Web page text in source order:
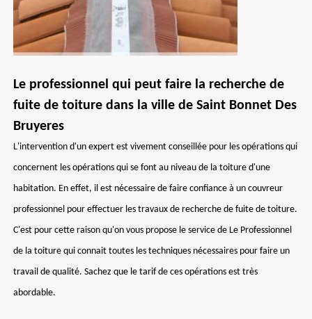
Le professionnel qui peut faire la recherche de
fuite de toiture dans la ville de Saint Bonnet Des
Bruyeres
L'intervention d'un expert est vivement conseillée pour les opérations qui
concernent les opérations qui se font au niveau de la toiture d'une
habitation. En effet, il est nécessaire de faire confiance à un couvreur
professionnel pour effectuer les travaux de recherche de fuite de toiture.
C'est pour cette raison qu'on vous propose le service de Le Professionnel
de la toiture qui connait toutes les techniques nécessaires pour faire un
travail de qualité. Sachez que le tarif de ces opérations est très
abordable.